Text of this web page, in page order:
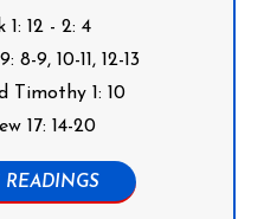
12 - 2: 4
8-9, 10-11, 12-13
Timothy 1: 10
17: 14-20
READINGS